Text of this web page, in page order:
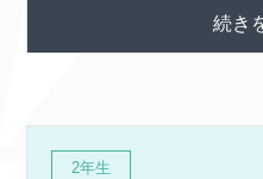
続き
2年生